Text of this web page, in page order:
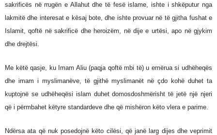
sakrificës në rrugën e Allahut dhe të fesë islame, ishte i shkëputur nga
lakmitë dhe interesat e kësaj bote, dhe ishte provuar në të gjitha fushat e
Islamit, qoftë në sakrificë dhe heroizëm, në dije e urtësi, apo në gjykim
dhe drejtësi.
Me këtë qasje, ku Imam Aliu (paqja qoftë mbi të) u emërua si udhëheqës
dhe imam i myslimanëve, të gjithë myslimanët në çdo kohë duhet ta
kuptojnë se udhëheqësi islam duhet domosdoshmërisht të jetë një njeri
që i përmbahet këtyre standardeve dhe që mishëron këto vlera e parime.
Ndërsa ata që nuk posedojnë këto cilësi, që janë larg dijes dhe veprimit